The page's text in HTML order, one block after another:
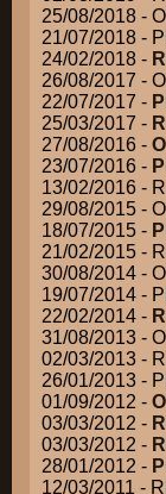
25/08/2018 -
21/07/2018 -
24/02/2018 -
26/08/2017 -
22/07/2017 -
25/03/2017 -
27/08/2016 -
23/07/2016 -
13/02/2016 -
29/08/2015 -
18/07/2015 -
21/02/2015 -
30/08/2014 -
19/07/2014 -
22/02/2014 -
31/08/2013 -
02/03/2013 -
26/01/2013 -
01/09/2012 -
03/03/2012 -
03/03/2012 -
28/01/2012 -
12/03/2011 -